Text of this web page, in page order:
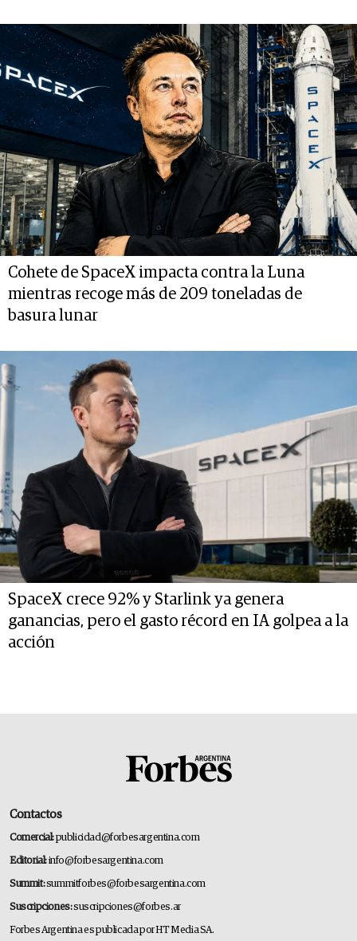
Cohete de SpaceX impacta contra la Luna
mientras recoge más de 209 toneladas de
basura lunar
SpaceX crece 92% y Starlink ya genera
ganancias, pero el gasto récord en IA golpea a la
acción
Contactos
Comercial:publicidad@forbesargentina.com
Editorial:info@forbesargentina.com
Summit:summitforbes@forbesargentina.com
Suscripciones:suscripciones@forbes.ar
Forbes Argentina es publicada por HT Media SA.